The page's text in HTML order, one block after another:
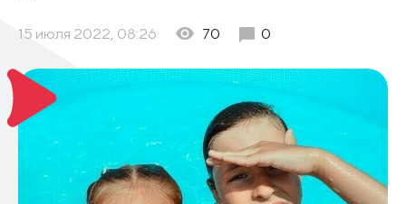
15 июля 2022, 08:26 70 0